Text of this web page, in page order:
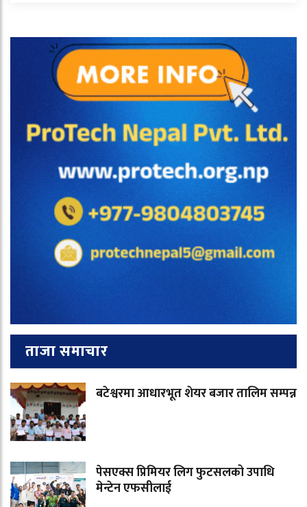
ताजा समाचार
बटेश्वरमा आधारभूत शेयर बजार तालिम सम्पन्न
पेसएक्स प्रिमियर लिग फुटसलको उपाधि
मेन्टेन एफसीलाई